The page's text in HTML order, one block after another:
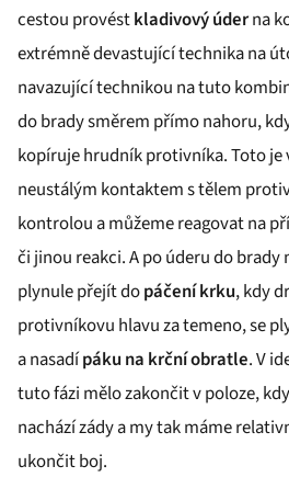
cestou provéstkladivový úderna
extrémně devastující technika na
navazující technikou na tuto
do brady směrem přímo nahoru,
kopíruje hrudník protivníka. Toto je
neustálým kontaktem s tělem
kontrolou a můžeme reagovat na
či jinou reakci. A po úderu do brady
plynule přejít dopáčení krku, kdy
protivníkovu hlavu za temeno, se
a nasadípáku na krční obratle. V
tuto fázi mělo zakončit v poloze,
nachází zády a my tak máme
ukončit boj.